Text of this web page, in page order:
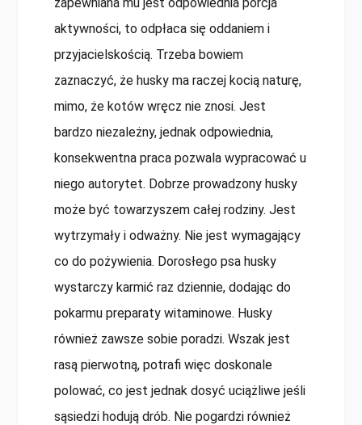
aktywności, to odpłaca się oddaniem i
przyjacielskością. Trzeba bowiem
zaznaczyć, że husky ma raczej kocią naturę,
mimo, że kotów wręcz nie znosi. Jest
bardzo niezależny, jednak odpowiednia,
konsekwentna praca pozwala wypracować u
niego autorytet. Dobrze prowadzony husky
może być towarzyszem całej rodziny. Jest
wytrzymały i odważny. Nie jest wymagający
co do pożywienia. Dorosłego psa husky
wystarczy karmić raz dziennie, dodając do
pokarmu preparaty witaminowe. Husky
również zawsze sobie poradzi. Wszak jest
rasą pierwotną, potrafi więc doskonale
polować, co jest jednak dosyć uciążliwe jeśli
sąsiedzi hodują drób. Nie pogardzi również